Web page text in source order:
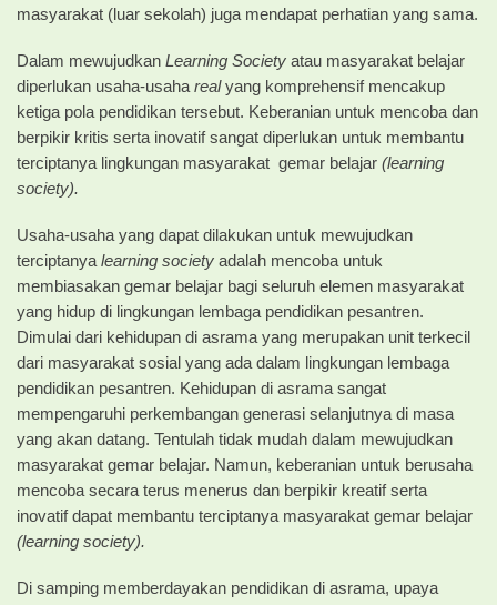
masyarakat (luar sekolah) juga mendapat perhatian yang sama.
Dalam mewujudkan Learning Society atau masyarakat belajar
diperlukan usaha-usaha realyang komprehensif mencakup
ketiga pola pendidikan tersebut. Keberanian untuk mencoba dan
berpikir kritis serta inovatif sangat diperlukan untuk membantu
terciptanya lingkungan masyarakat gemar belajar (learning
society).
Usaha-usaha yang dapat dilakukan untuk mewujudkan
terciptanya learning society adalah mencoba untuk
membiasakan gemar belajar bagi seluruh elemen masyarakat
yang hidup di lingkungan lembaga pendidikan pesantren.
Dimulai dari kehidupan di asrama yang merupakan unit terkecil
dari masyarakat sosial yang ada dalam lingkungan lembaga
pendidikan pesantren. Kehidupan di asrama sangat
mempengaruhi perkembangan generasi selanjutnya di masa
yang akan datang. Tentulah tidak mudah dalam mewujudkan
masyarakat gemar belajar. Namun, keberanian untuk berusaha
mencoba secara terus menerus dan berpikir kreatif serta
inovatif dapat membantu terciptanya masyarakat gemar belajar
(learning society).
Di samping memberdayakan pendidikan di asrama, upaya